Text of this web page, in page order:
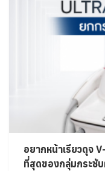
อยากหน้าเรียวดุจ
ที่สุดของกลุ่มกระชั